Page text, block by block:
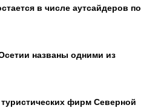
в числе аутсайдеров по
названы одними из
фирм Северной